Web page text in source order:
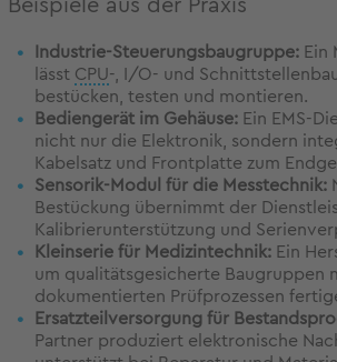
Beispiele aus der Praxis
Industrie-Steuerungsbaugruppe: Ein
lässt CPU-, I/O- und
bestücken, testen und montieren.
Bediengerät im Gehäuse: Ein EMS-
nicht nur die Elektronik, sondern
Kabelsatz und Frontplatte zum
Sensorik-Modul für die Messtechnik:
Bestückung übernimmt der
Kalibrierunterstützung und
Kleinserie für Medizintechnik: Ein
um qualitätsgesicherte Baugruppen
dokumentierten Prüfprozessen
Ersatzteilversorgung für
Partner produziert elektronische